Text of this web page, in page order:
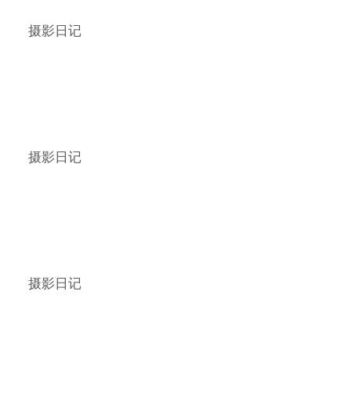
摄影日记
摄影日记
摄影日记